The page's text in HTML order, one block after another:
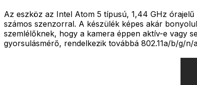
Az eszköz az Intel Atom 5 típusú, 1,44 GHz
számos szenzorral. A készülék képes akár
szemlélőknek, hogy a kamera éppen aktív-e vagy
gyorsulásmérő, rendelkezik továbbá 802.11a/b/g/